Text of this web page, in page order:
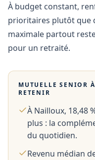
À budget constant,
prioritaires plutôt que
maximale partout
pour un retraité.
MUTUELLE SENIOR À
RETENIR
À Nailloux, 18,48
plus : la
du quotidien.
Revenu médian